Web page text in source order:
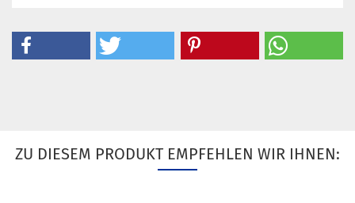
ZU DIESEM PRODUKT EMPFEHLEN WIR IHNEN: